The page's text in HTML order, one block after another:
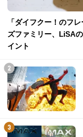
「ダイフクー！のフ
ズファミリー、LiSA
イント